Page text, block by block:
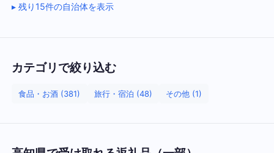
残り15件の自治体を表示
カテゴリで絞り込む
食品・お酒 (381) 旅行・宿泊 (48) その他 (1)